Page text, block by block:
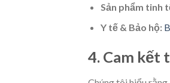
Sản phẩm tinh
Y tế & Bảo hộ:
4. Cam kết